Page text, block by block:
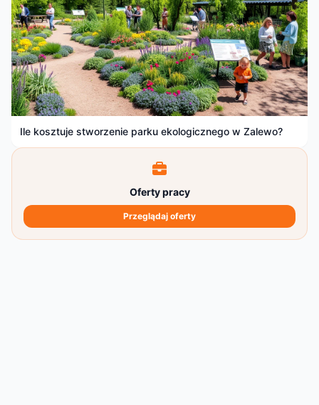
Ile kosztuje stworzenie parku ekologicznego w Zalewo?
Oferty pracy
Przeglądaj oferty